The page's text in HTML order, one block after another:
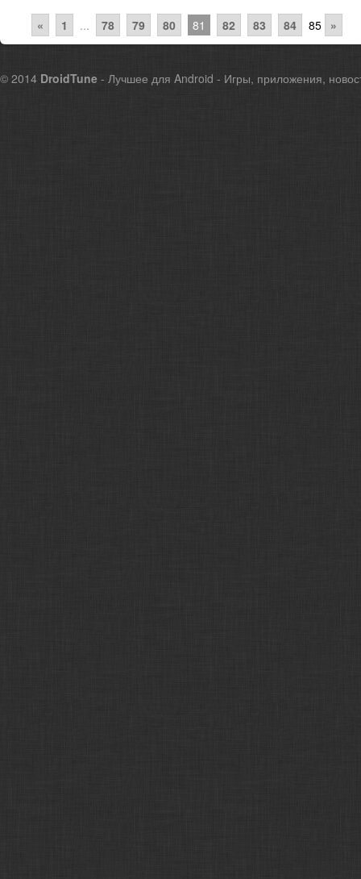
« 1 ... 78 79 80 81 82 83 84 85 »
© 2014 DroidTune - Лучшее для Android - Игры, приложения,